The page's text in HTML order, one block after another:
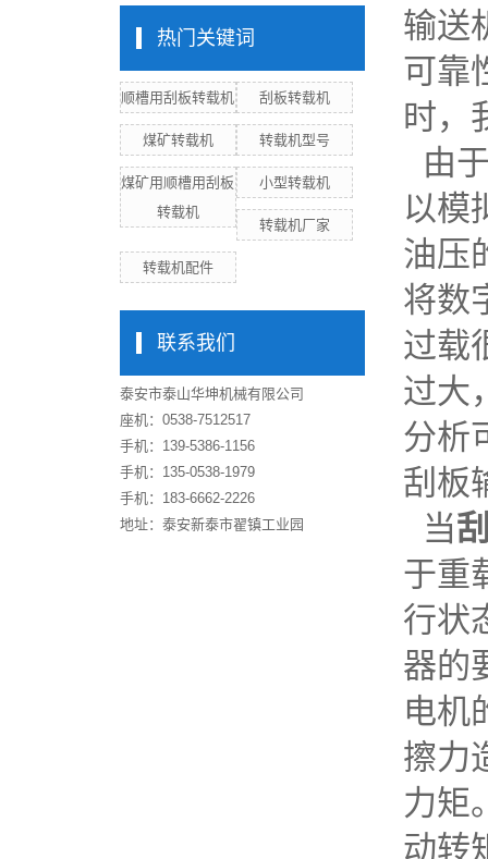
热门关键词
顺槽用刮板转载机 刮板转载机
煤矿转载机 转载机型号
煤矿用顺槽用刮板
转载机
小型转载机
转载机厂家
转载机配件
联系我们
泰安市泰山华坤机械有限公司
座机：0538-7512517
手机：139-5386-1156
手机：135-0538-1979
手机：183-6662-2226
地址：泰安新泰市翟镇工业园
输送
可靠
时，
由
以模
油压
将数
过载
过大
分析
刮板
当
于重
行状
器的
电机
擦力
力矩
动转